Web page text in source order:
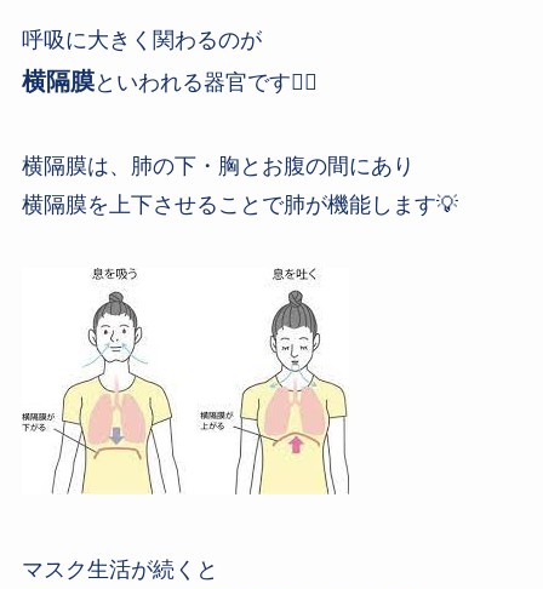
呼吸に大きく関わるのが
横隔膜といわれる器官です👆🏼
横隔膜は、肺の下・胸とお腹の間にあり
横隔膜を上下させることで肺が機能します💡
マスク生活が続くと